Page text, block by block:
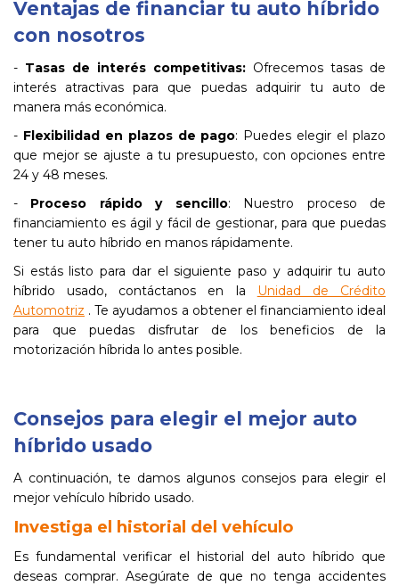
Ventajas de financiar tu auto híbrido
con nosotros
- Tasas de interés competitivas: Ofrecemos tasas de
interés atractivas para que puedas adquirir tu auto de
manera más económica.
- Flexibilidad en plazos de pago: Puedes elegir el plazo
que mejor se ajuste a tu presupuesto, con opciones entre
24 y 48 meses.
- Proceso rápido y sencillo: Nuestro proceso de
financiamiento es ágil y fácil de gestionar, para que puedas
tener tu auto híbrido en manos rápidamente.
Si estás listo para dar el siguiente paso y adquirir tu auto
híbrido usado, contáctanos en la Unidad de Crédito
Automotriz . Te ayudamos a obtener el financiamiento ideal
para que puedas disfrutar de los beneficios de la
motorización híbrida lo antes posible.
Consejos para elegir el mejor auto
híbrido usado
A continuación, te damos algunos consejos para elegir el
mejor vehículo híbrido usado.
Investiga el historial del vehículo
Es fundamental verificar el historial del auto híbrido que
deseas comprar. Asegúrate de que no tenga accidentes